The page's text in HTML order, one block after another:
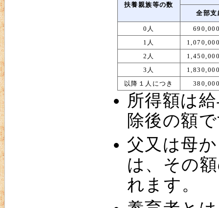
扶養親族等の数
全部支
0人
1人
2人
3人
以降１人につき
所得額は
除後の額
父又は母
は、その
れます。